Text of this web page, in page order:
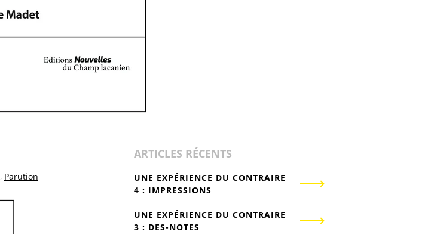
, Parution
ARTICLES RÉCENTS
UNE EXPÉRIENCE DU CONTRAIRE
4 : IMPRESSIONS
UNE EXPÉRIENCE DU CONTRAIRE
3 : DES-NOTES